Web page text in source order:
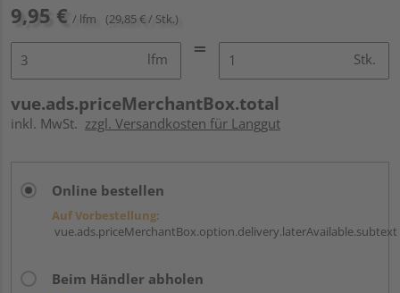
9,95 € / lfm (29,85 € / Stk.)
lfm Stk.
vue.ads.priceMerchantBox.total
inkl. MwSt. zzgl. Versandkosten für Langgut
Online bestellen
Auf Vorbestellung:
vue.ads.priceMerchantBox.option.delivery.laterAvailable.subtext
Beim Händler abholen